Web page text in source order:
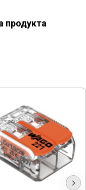
продукта